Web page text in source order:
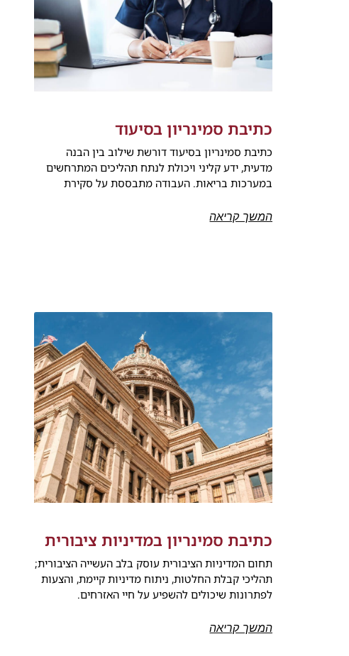
כתיבת סמינריון בסיעוד
כתיבת סמינריון בסיעוד דורשת שילוב בין הבנה
מדעית, ידע קליני ויכולת לנתח תהליכים המתרחשים
במערכות בריאות. העבודה מתבססת על סקירת
המשך קריאה
כתיבת סמינריון במדיניות ציבורית
תחום המדיניות הציבורית עוסק בלב העשייה הציבורית;
תהליכי קבלת החלטות, ניתוח מדיניות קיימת, והצעות
לפתרונות שיכולים להשפיע על חיי האזרחים.
המשך קריאה